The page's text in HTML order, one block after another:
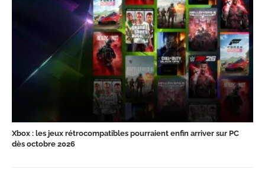
Xbox : les jeux rétrocompatibles pourraient enfin arriver sur PC
dès octobre 2026